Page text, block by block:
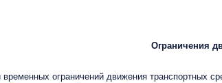
Ограничения
ограничений движения транспортных